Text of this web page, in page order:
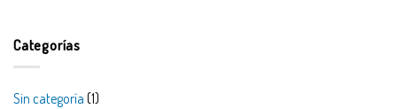
Categorías
Sin categoría (1)